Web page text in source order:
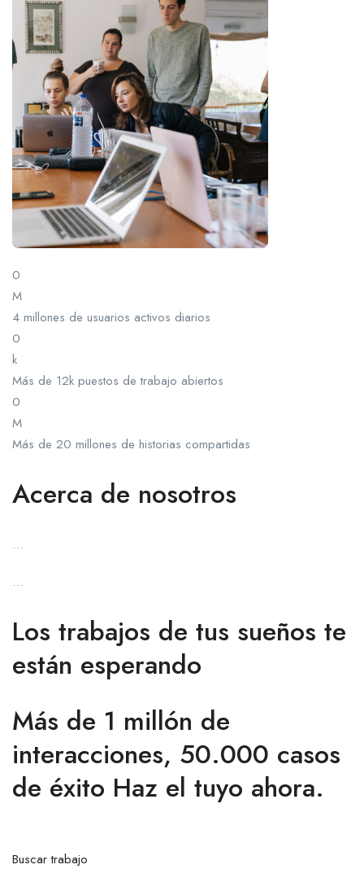
0
M
4 millones de usuarios activos diarios
0
k
Más de 12k puestos de trabajo abiertos
0
M
Más de 20 millones de historias compartidas
Acerca de nosotros
…
…
Los trabajos de tus sueños te
están esperando
Más de 1 millón de
interacciones, 50.000 casos
de éxito Haz el tuyo ahora.
Buscar trabajo